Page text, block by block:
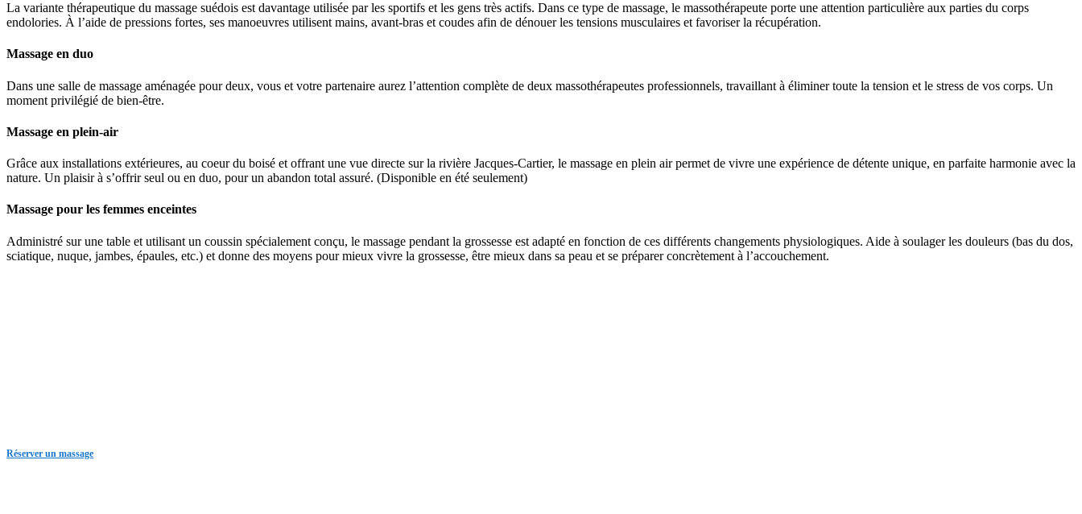
La variante thérapeutique du massage suédois est davantage utilisée par les sportifs et les gens très actifs. Dans ce type de massage, le massothérapeute porte une attention particulière aux parties du corps
endolories. À l’aide de pressions fortes, ses manoeuvres utilisent mains, avant-bras et coudes afin de dénouer les tensions musculaires et favoriser la récupération.
Massage en duo
Dans une salle de massage aménagée pour deux, vous et votre partenaire aurez l’attention complète de deux massothérapeutes professionnels, travaillant à éliminer toute la tension et le stress de vos corps. Un
moment privilégié de bien-être.
Massage en plein-air
Grâce aux installations extérieures, au coeur du boisé et offrant une vue directe sur la rivière Jacques-Cartier, le massage en plein air permet de vivre une expérience de détente unique, en parfaite harmonie avec la
nature. Un plaisir à s’offrir seul ou en duo, pour un abandon total assuré. (Disponible en été seulement)
Massage pour les femmes enceintes
Administré sur une table et utilisant un coussin spécialement conçu, le massage pendant la grossesse est adapté en fonction de ces différents changements physiologiques. Aide à soulager les douleurs (bas du dos,
sciatique, nuque, jambes, épaules, etc.) et donne des moyens pour mieux vivre la grossesse, être mieux dans sa peau et se préparer concrètement à l’accouchement.
Réserver un massage